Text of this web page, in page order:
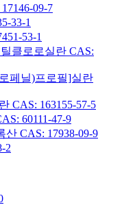
09-7
33-1
53-1
클로로실란 CAS:
페닐)프로필]실란
CAS: 163155-57-5
60111-47-9
CAS: 17938-09-9
2